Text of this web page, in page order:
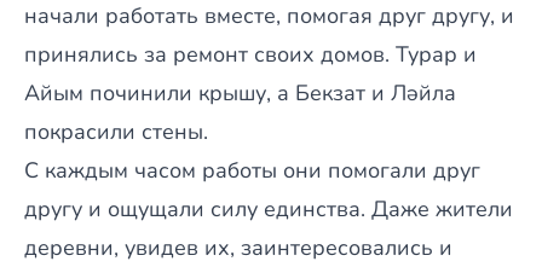
начали работать вместе, помогая друг другу, и
принялись за ремонт своих домов. Турар и
Айым починили крышу, а Бекзат и Ләйла
покрасили стены.
С каждым часом работы они помогали друг
другу и ощущали силу единства. Даже жители
деревни, увидев их, заинтересовались и